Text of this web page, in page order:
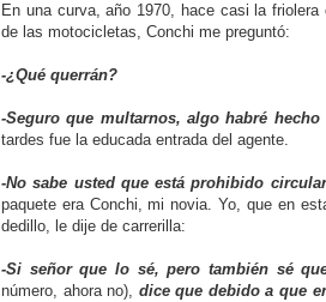
En una curva, año 1970, hace casi la
de las motocicletas, Conchi me preguntó:
-¿Qué querrán?
-Seguro que multarnos, algo habré hecho
tardes fue la educada entrada del agente.
-No sabe usted que está prohibido
paquete era Conchi, mi novia. Yo, que en
dedillo, le dije de carrerilla:
-Si señor que lo sé, pero también sé
número, ahora no), dice que debido a que